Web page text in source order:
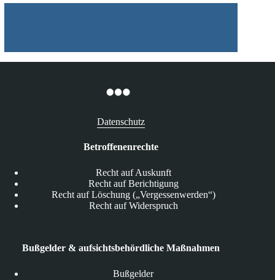
bei
Datenschutz
Betroffenenrechte
Recht auf Auskunft
Recht auf Berichtigung
Recht auf Löschung („Vergessenwerden“)
Recht auf Widerspruch
Bußgelder & aufsichtsbehördliche Maßnahmen
Bußgelder